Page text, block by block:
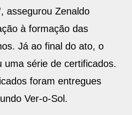
assegurou Zenaldo
à formação das
Já ao final do ato, o
uma série de certificados.
foram entregues
Ver-o-Sol.